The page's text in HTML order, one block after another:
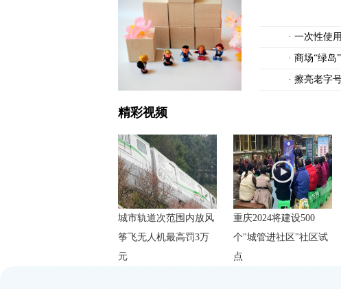
· 一次性使
· 商场“绿岛
· 擦亮老字
精彩视频
城市轨道次范围内放风
筝飞无人机最高罚3万
元
重庆2024将建设500
个"城管进社区"社区试
点